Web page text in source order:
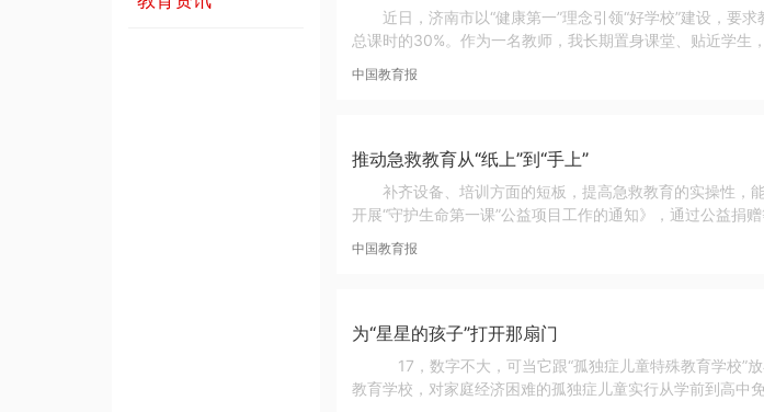
近日，济南市以“健康第一”理念引领“好学校”建设，要
总课时的30%。作为一名教师，我长期置身课堂、贴近学生
中国教育报
推动急救教育从“纸上”到“手上”
补齐设备、培训方面的短板，提高急救教育的实操性，
开展“守护生命第一课”公益项目工作的通知》，通过公益捐
中国教育报
为“星星的孩子”打开那扇门
17，数字不大，可当它跟“孤独症儿童特殊教育学校
教育学校，对家庭经济困难的孤独症儿童实行从学前到高